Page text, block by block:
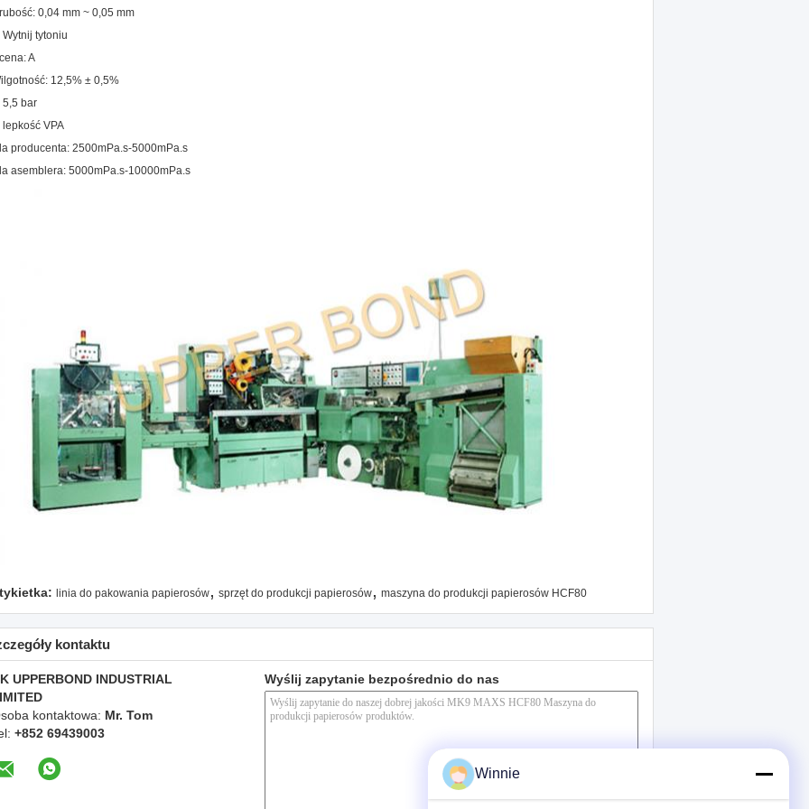
0,04 mm ~ 0,05 mm
Wytnij tytoniu
A
12,5% ± 0,5%
5,5 bar
lepkość VPA
producenta: 2500mPa.s-5000mPa.s
asemblera: 5000mPa.s-10000mPa.s
linia do pakowania papierosów, sprzęt do produkcji papierosów, maszyna do produkcji papierosów HCF80
kontaktu
UPPERBOND INDUSTRIAL
kontaktowa: Mr. Tom
+852 69439003
Wyślij zapytanie bezpośrednio do nas
Winnie